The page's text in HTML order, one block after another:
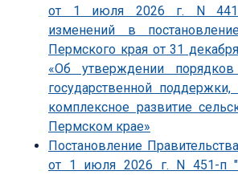
от 1 июля 2026 г. N
изменений в
Пермского края от 31
«Об утверждении порядков
государственной
комплексное развитие
Пермском крае»
Постановление
от 1 июля 2026 г. N 451-п